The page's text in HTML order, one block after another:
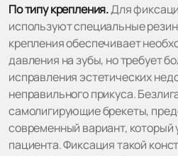
По типу крепления.Для
используют специальные
крепления обеспечивает
давления на зубы, но требует
исправления эстетических
неправильного прикуса.
самолигирующие брекеты,
современный вариант, который
пациента. Фиксация такой